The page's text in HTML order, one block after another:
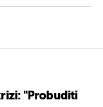
"Probuditi